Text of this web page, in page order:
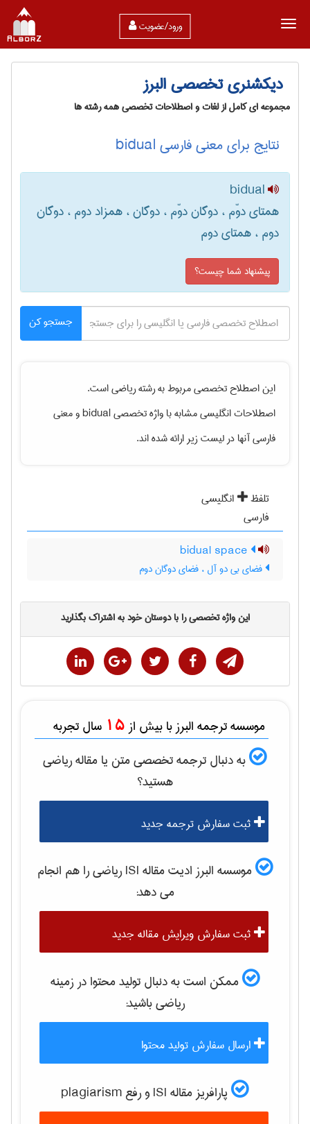
ورود/عضویت
دیکشنری تخصصی البرز
مجموعه ای کامل از لغات و اصطلاحات تخصصی همه رشته ها
نتایج برای معنی فارسی bidual
bidual
همتای دوّم ، دوگان دوّم ، دوگان ، همزاد دوم ، دوگان
دوم ، همتای دوم
پیشنهاد شما چیست؟
جستجو کن
این اصطلاح تخصصی مربوط به رشتهرياضیاست.
اصطلاحات انگلیسی مشابه با واژه تخصصیbidualو معنی
فارسی آنها در لیست زیر ارائه شده اند.
تلفظ
انگلیسی
فارسی
فضای بی دو آل ، فضای دوگان دوم
این واژه تخصصی را با دوستان خود به اشتراک بگذارید
موسسه ترجمه البرز با بیش از 15 سال تجربه
به دنبال ترجمه تخصصی متن یا مقالهرياضی
هستید؟
ثبت سفارش ترجمه جدید
موسسه البرز ادیت مقاله ISI رياضیرا هم انجام
می دهد:
ثبت سفارش ویرایش مقاله جدید
ممکن است به دنبال تولید محتوا در زمینه
رياضیباشید:
ارسال سفارش تولید محتوا
پارافریز مقاله ISI و رفع plagiarism